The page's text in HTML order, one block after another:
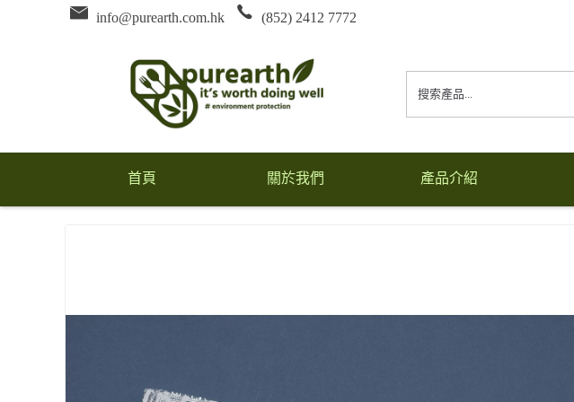
info@purearth.com.hk (852) 2412 7772
首頁 關於我們 產品介紹